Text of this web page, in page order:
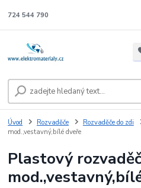
724 544 790
Úvod Rozvaděče Rozvaděče do zdi
mod.,vestavný,bílé dveře
Plastový